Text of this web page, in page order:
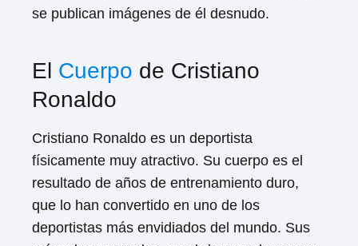
se publican imágenes de él desnudo.
El Cuerpo de Cristiano
Ronaldo
Cristiano Ronaldo es un deportista
físicamente muy atractivo. Su cuerpo es el
resultado de años de entrenamiento duro,
que lo han convertido en uno de los
deportistas más envidiados del mundo. Sus